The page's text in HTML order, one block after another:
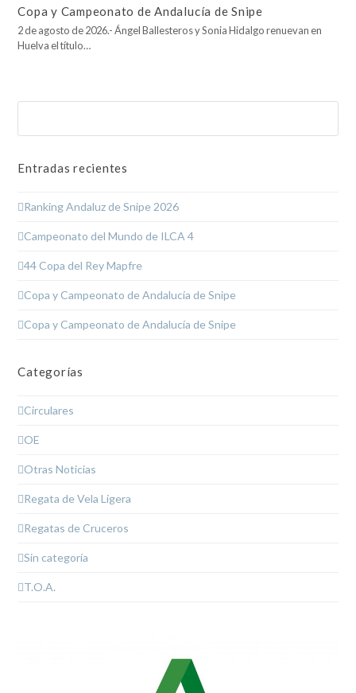
Copa y Campeonato de Andalucía de Snipe
2 de agosto de 2026.- Ángel Ballesteros y Sonia Hidalgo renuevan en
Huelva el título…
Entradas recientes
Ranking Andaluz de Snipe 2026
Campeonato del Mundo de ILCA 4
44 Copa del Rey Mapfre
Copa y Campeonato de Andalucía de Snipe
Copa y Campeonato de Andalucía de Snipe
Categorías
Circulares
OE
Otras Noticias
Regata de Vela Ligera
Regatas de Cruceros
Sin categoría
T.O.A.